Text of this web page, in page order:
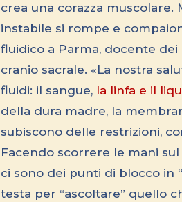
crea una corazza
instabile si rompe e
fluidico a Parma, docente
cranio sacrale. «La nostra
fluidi: il sangue, la linfa e il
della dura madre, la
subiscono delle restrizioni,
Facendo scorrere le mani
ci sono dei punti di blocco in
testa per “ascoltare” quello